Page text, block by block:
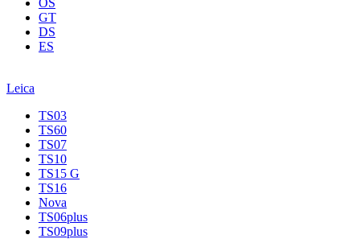
GT
DS
ES
Leica
TS03
TS60
TS07
TS10
TS15 G
TS16
Nova
TS06plus
TS09plus